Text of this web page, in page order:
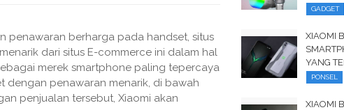
penawaran berharga pada handset, situs
dari situs E-commerce ini dalam hal
merek smartphone paling tepercaya
dengan penawaran menarik, di bawah
penjualan tersebut, Xiaomi akan
GADGET
XIAOMI
YANG
PONSEL
XIAOMI